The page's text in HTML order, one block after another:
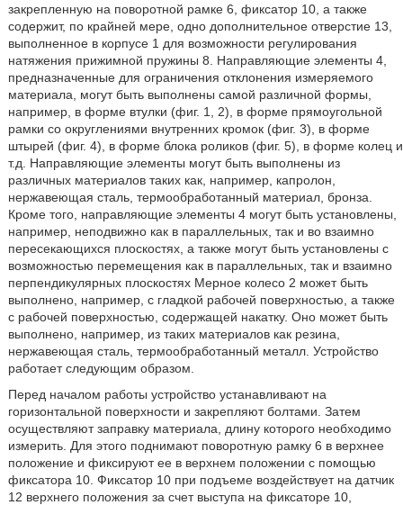
закрепленную на поворотной рамке 6, фиксатор 10, а также
содержит, по крайней мере, одно дополнительное отверстие 13,
выполненное в корпусе 1 для возможности регулирования
натяжения прижимной пружины 8. Направляющие элементы 4,
предназначенные для ограничения отклонения измеряемого
материала, могут быть выполнены самой различной формы,
например, в форме втулки (фиг. 1, 2), в форме прямоугольной
рамки со округлениями внутренних кромок (фиг. 3), в форме
штырей (фиг. 4), в форме блока роликов (фиг. 5), в форме колец и
т.д. Направляющие элементы могут быть выполнены из
различных материалов таких как, например, капролон,
нержавеющая сталь, термообработанный материал, бронза.
Кроме того, направляющие элементы 4 могут быть установлены,
например, неподвижно как в параллельных, так и во взаимно
пересекающихся плоскостях, а также могут быть установлены с
возможностью перемещения как в параллельных, так и взаимно
перпендикулярных плоскостях Мерное колесо 2 может быть
выполнено, например, с гладкой рабочей поверхностью, а также
с рабочей поверхностью, содержащей накатку. Оно может быть
выполнено, например, из таких материалов как резина,
нержавеющая сталь, термообработанный металл. Устройство
работает следующим образом.
Перед началом работы устройство устанавливают на
горизонтальной поверхности и закрепляют болтами. Затем
осуществляют заправку материала, длину которого необходимо
измерить. Для этого поднимают поворотную рамку 6 в верхнее
положение и фиксируют ее в верхнем положении с помощью
фиксатора 10. Фиксатор 10 при подъеме воздействует на датчик
12 верхнего положения за счет выступа на фиксаторе 10,